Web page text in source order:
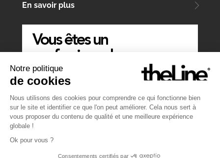
En savoir plus
Vous êtes un
professionnel
Notre politique
de cookies
Nous utilisons des cookies pour comprendre ce qui fonctionne bien
sur le site et identifier ce que l'on peut améliorer. Cela nous sert à
vous proposer du contenu de qualité et une meilleure expérience
globale !
Ok pour vous ?
Consentements certifiés par